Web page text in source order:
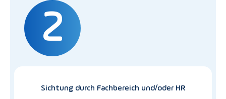
2
Sichtung durch Fachbereich und/oder HR